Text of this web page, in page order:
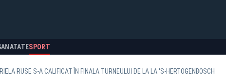
SPORT
RUSE S-A CALIFICAT ÎN FINALA TURNEULUI DE LA LA 'S-HERTOGENBOSCH